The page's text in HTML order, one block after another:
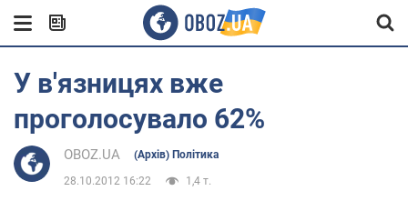
У в'язницях вже
проголосувало 62%
OBOZ.UA (Архів) Політика
28.10.2012 16:22 1,4 т.